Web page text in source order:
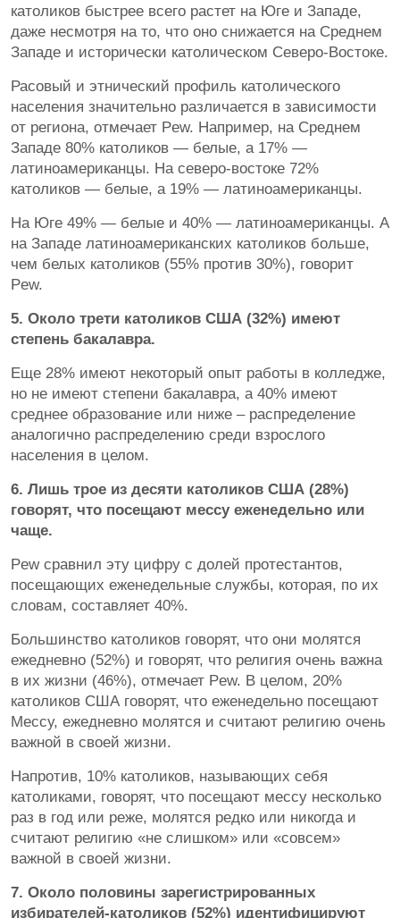
католиков быстрее всего растет на Юге и Западе,
даже несмотря на то, что оно снижается на Среднем
Западе и исторически католическом Северо-Востоке.
Расовый и этнический профиль католического
населения значительно различается в зависимости
от региона, отмечает Pew. Например, на Среднем
Западе 80% католиков — белые, а 17% —
латиноамериканцы. На северо-востоке 72%
католиков — белые, а 19% — латиноамериканцы.
На Юге 49% — белые и 40% — латиноамериканцы. А
на Западе латиноамериканских католиков больше,
чем белых католиков (55% против 30%), говорит
Pew.
5. Около трети католиков США (32%) имеют
степень бакалавра.
Еще 28% имеют некоторый опыт работы в колледже,
но не имеют степени бакалавра, а 40% имеют
среднее образование или ниже – распределение
аналогично распределению среди взрослого
населения в целом.
6. Лишь трое из десяти католиков США (28%)
говорят, что посещают мессу еженедельно или
чаще.
Pew сравнил эту цифру с долей протестантов,
посещающих еженедельные службы, которая, по их
словам, составляет 40%.
Большинство католиков говорят, что они молятся
ежедневно (52%) и говорят, что религия очень важна
в их жизни (46%), отмечает Pew. В целом, 20%
католиков США говорят, что еженедельно посещают
Мессу, ежедневно молятся и считают религию очень
важной в своей жизни.
Напротив, 10% католиков, называющих себя
католиками, говорят, что посещают мессу несколько
раз в год или реже, молятся редко или никогда и
считают религию «не слишком» или «совсем»
важной в своей жизни.
7. Около половины зарегистрированных
избирателей-католиков (52%) идентифицируют